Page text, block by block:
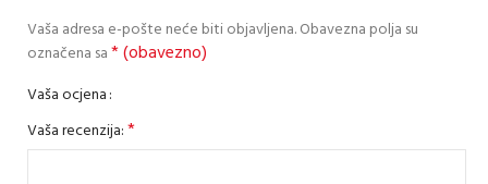
Vaša adresa e-pošte neće biti objavljena.Obavezna polja su
označena sa* (obavezno)
Vaša ocjena
Vaša recenzija:*